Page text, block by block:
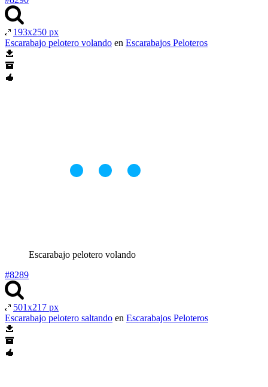
193x250 px
Escarabajo pelotero volando en Escarabajos Peloteros
Escarabajo pelotero volando
#8289
501x217 px
Escarabajo pelotero saltando en Escarabajos Peloteros